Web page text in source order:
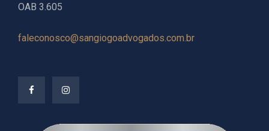
OAB 3.605
faleconosco@sangiogoadvogados.com.br